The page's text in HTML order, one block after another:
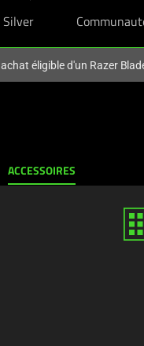
Silver
éligible d'un Razer
ACCESSOIRES